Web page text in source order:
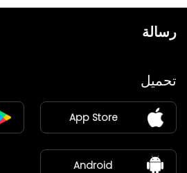
رسالة
ينضم
مركز الأخبار
معلومات عنا
تحميل
App Store
Android